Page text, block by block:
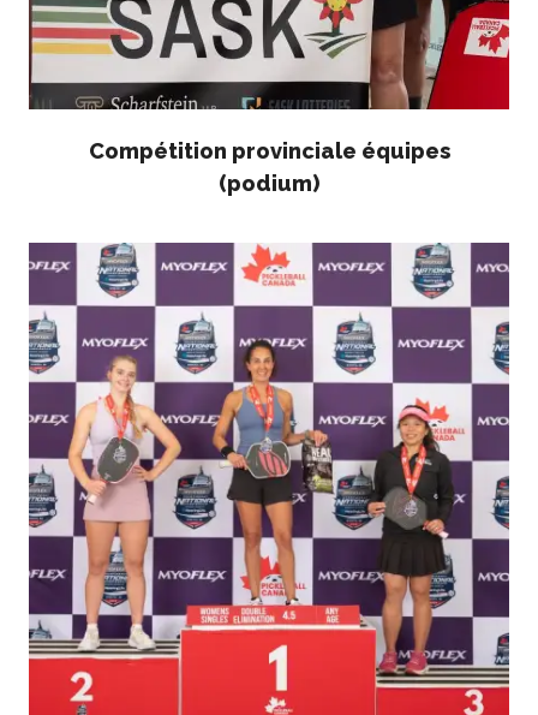
événements
Guide du directeur de
tournoi
Raquettes et balles
Pickleball Brackets –
Fournisseur de
solutions logicielles
Auto-évaluation des
niveaux de
compétence
Informations sur le
programme
d’arbitrage
Avantages pour les
membres
Compétition provinciale équipes
(podium)